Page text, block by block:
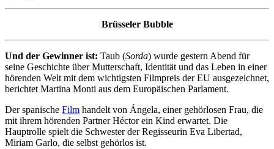
Brüsseler Bubble
Und der Gewinner ist: Taub (Sorda) wurde gestern Abend für
seine Geschichte über Mutterschaft, Identität und das Leben in einer
hörenden Welt mit dem wichtigsten Filmpreis der EU ausgezeichnet,
berichtet Martina Monti aus dem Europäischen Parlament.
Der spanische Film handelt von Ángela, einer gehörlosen Frau, die
mit ihrem hörenden Partner Héctor ein Kind erwartet. Die
Hauptrolle spielt die Schwester der Regisseurin Eva Libertad,
Miriam Garlo, die selbst gehörlos ist.